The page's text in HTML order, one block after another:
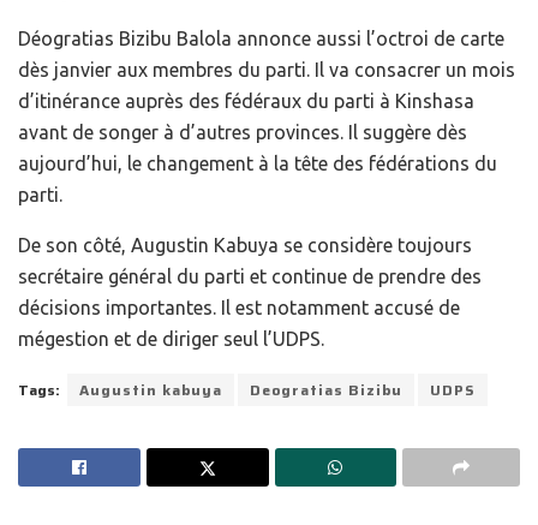
Déogratias Bizibu Balola annonce aussi l’octroi de carte
dès janvier aux membres du parti. Il va consacrer un mois
d’itinérance auprès des fédéraux du parti à Kinshasa
avant de songer à d’autres provinces. Il suggère dès
aujourd’hui, le changement à la tête des fédérations du
parti.
De son côté, Augustin Kabuya se considère toujours
secrétaire général du parti et continue de prendre des
décisions importantes. Il est notamment accusé de
mégestion et de diriger seul l’UDPS.
Tags: Augustin kabuya Deogratias Bizibu UDPS